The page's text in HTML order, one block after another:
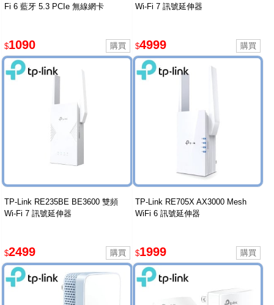
Fi 6 藍牙 5.3 PCIe 無線網卡
$1090
Wi-Fi 7 訊號延伸器
$4999
TP-Link RE235BE BE3600 雙頻
Wi-Fi 7 訊號延伸器
$2499
TP-Link RE705X AX3000 Mesh
WiFi 6 訊號延伸器
$1999